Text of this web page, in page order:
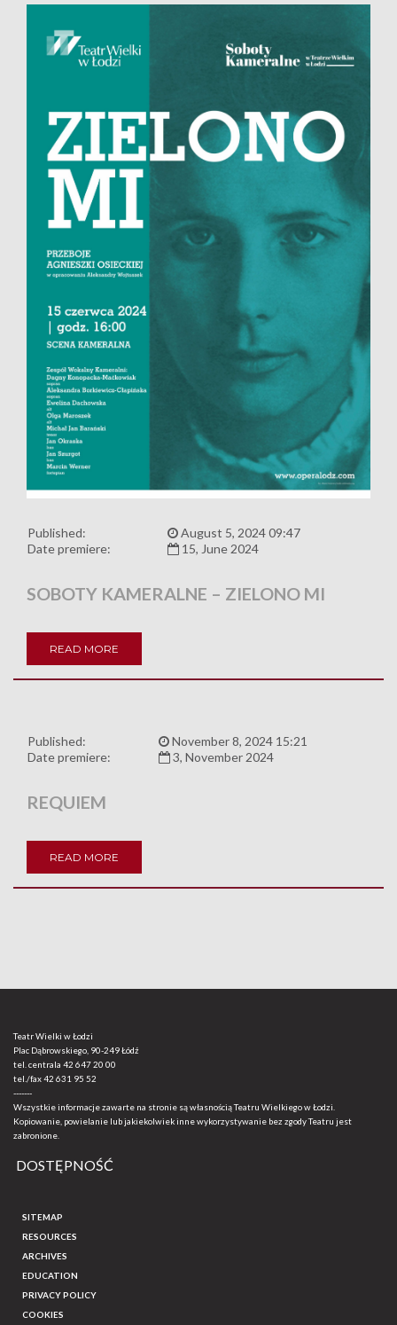
Published:
August 5, 2024 09:47
Date premiere:
15, June 2024
SOBOTY KAMERALNE – ZIELONO MI
READ MORE
Published:
November 8, 2024 15:21
Date premiere:
3, November 2024
REQUIEM
READ MORE
Teatr Wielki w Łodzi
Plac Dąbrowskiego, 90-249 Łódź
tel. centrala 42 647 20 00
tel./fax42 631 95 52
-------
Wszystkie informacje zawarte na stronie są własnością Teatru Wielkiego w Łodzi.
Kopiowanie, powielanie lub jakiekolwiek inne wykorzystywanie bez zgody Teatru jest
zabronione.
DOSTĘPNOŚĆ
SITEMAP
RESOURCES
ARCHIVES
EDUCATION
PRIVACY POLICY
COOKIES